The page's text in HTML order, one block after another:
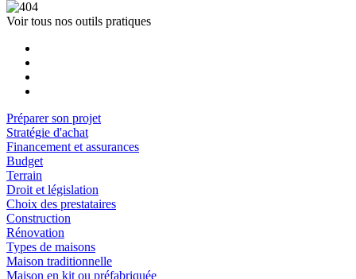
Voir tous nos outils pratiques
Préparer son projet
Stratégie d'achat
Financement et assurances
Budget
Terrain
Droit et législation
Choix des prestataires
Construction
Rénovation
Types de maisons
Maison traditionnelle
Maison en kit ou préfabriquée